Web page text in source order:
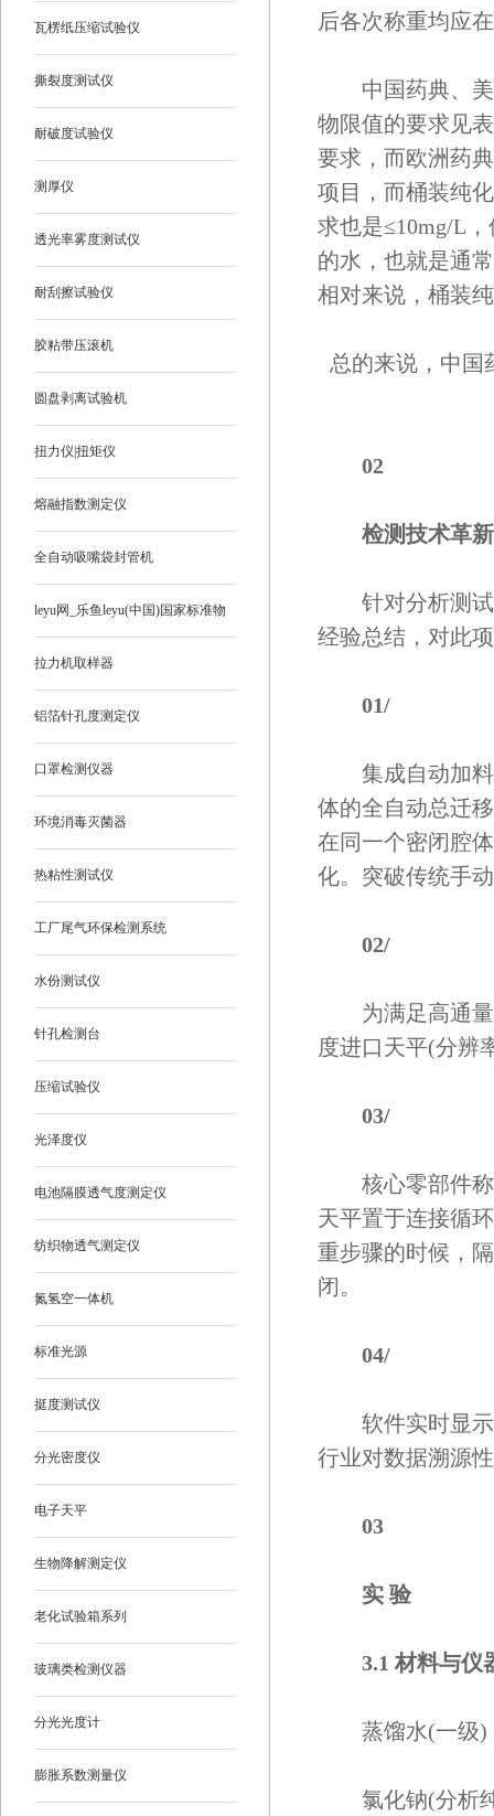
瓦楞纸压缩试验仪
撕裂度测试仪
耐破度试验仪
测厚仪
透光率雾度测试仪
耐刮擦试验仪
胶粘带压滚机
圆盘剥离试验机
扭力仪|扭矩仪
熔融指数测定仪
全自动吸嘴袋封管机
leyu网_乐鱼leyu(中国)国家标准物
质
拉力机取样器
铝箔针孔度测定仪
口罩检测仪器
环境消毒灭菌器
热粘性测试仪
工厂尾气环保检测系统
水份测试仪
针孔检测台
压缩试验仪
光泽度仪
电池隔膜透气度测定仪
纺织物透气测定仪
氮氢空一体机
标准光源
挺度测试仪
分光密度仪
电子天平
生物降解测定仪
老化试验箱系列
玻璃类检测仪器
分光光度计
膨胀系数测量仪
后各次称重均应
中国药典、美
物限值的要求见
要求，而欧洲药
项目，而桶装纯
求也是≤10mg/L
的水，也就是通
相对来说，桶装
总的来说，中国
02
检测技术革新
针对分析测试
经验总结，对此
01/
集成自动加料
体的全自动总迁
在同一个密闭腔
化。突破传统手
02/
为满足高通量
度进口天平(分辨
03/
核心零部件称
天平置于连接循
重步骤的时候，
闭。
04/
软件实时显示
行业对数据溯源
03
实 验
3.1 材料与仪
蒸馏水(一级)
氯化钠(分析纯